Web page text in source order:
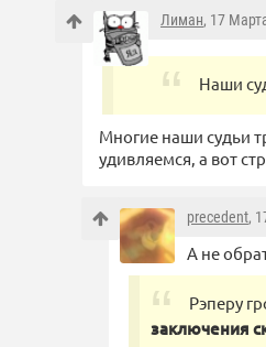
Лиман, 17
Наши
Многие наши судьи
удивляемся, а вот
precedent,
А не
Рэперу
заключения